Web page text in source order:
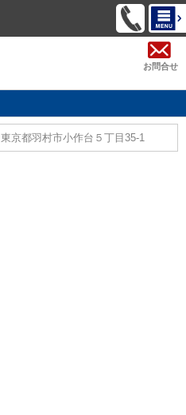
お問合せ
東京都羽村市小作台５丁目35-1